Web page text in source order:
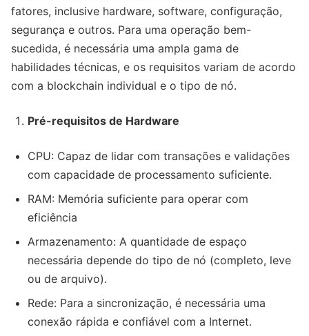
fatores, inclusive hardware, software, configuração,
segurança e outros. Para uma operação bem-
sucedida, é necessária uma ampla gama de
habilidades técnicas, e os requisitos variam de acordo
com a blockchain individual e o tipo de nó.
Pré-requisitos de Hardware
CPU: Capaz de lidar com transações e validações
com capacidade de processamento suficiente.
RAM: Memória suficiente para operar com
eficiência
Armazenamento: A quantidade de espaço
necessária depende do tipo de nó (completo, leve
ou de arquivo).
Rede: Para a sincronização, é necessária uma
conexão rápida e confiável com a Internet.